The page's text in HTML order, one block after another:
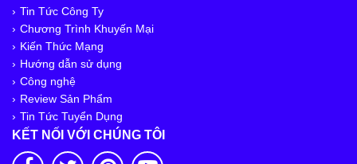
Tin Tức Công Ty
Chương Trình Khuyến Mại
Kiến Thức Mạng
Hướng dẫn sử dụng
Công nghệ
Review Sản Phẩm
Tin Tức Tuyển Dụng
KẾT NỐI VỚI CHÚNG TÔI